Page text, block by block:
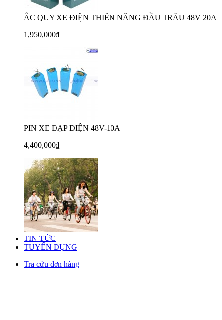
ẮC QUY XE ĐIỆN THIÊN NĂNG ĐẦU TRÂU 48V 20A
1,950,000₫
PIN XE ĐẠP ĐIỆN 48V-10A
4,400,000₫
TIN TỨC
TUYỂN DỤNG
Tra cứu đơn hàng